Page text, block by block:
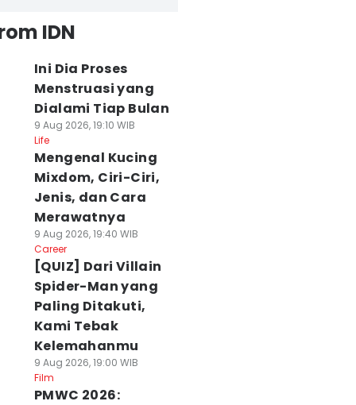
IDN
Ini Dia Proses
Menstruasi yang
Dialami Tiap Bulan
9 Aug 2026, 19:10 WIB
Life
Mengenal Kucing
Mixdom, Ciri-Ciri,
Jenis, dan Cara
Merawatnya
9 Aug 2026, 19:40 WIB
Career
[QUIZ] Dari Villain
Spider-Man yang
Paling Ditakuti,
Kami Tebak
Kelemahanmu
9 Aug 2026, 19:00 WIB
Film
PMWC 2026: